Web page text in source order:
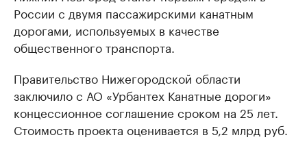
России с двумя пассажирскими канатным
дорогами, используемых в качестве
общественного транспорта.
Правительство Нижегородской области
заключило с АО «Урбантех Канатные дороги»
концессионное соглашение сроком на 25 лет.
Стоимость проекта оценивается в 5,2 млрд руб.